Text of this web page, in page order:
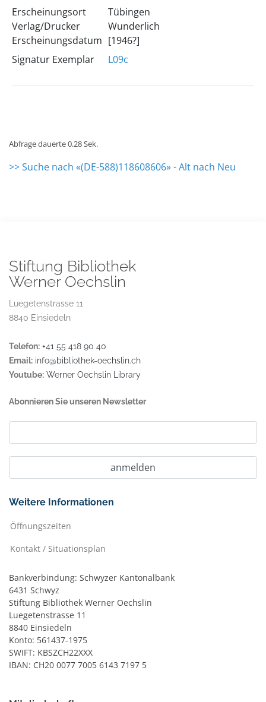
Erscheinungsort
Verlag/Drucker
Erscheinungsdatum
Tübingen
Wunderlich
[1946?]
Signatur Exemplar
L09c
Abfrage dauerte 0.28 Sek.
>> Suche nach «(DE-588)118608606» - Alt nach Neu
Stiftung Bibliothek
Werner Oechslin
Luegetenstrasse 11
8840 Einsiedeln
Telefon: +41 55 418 90 40
Email: info@bibliothek-oechslin.ch
Youtube: Werner Oechslin Library
Abonnieren Sie unseren Newsletter
Weitere Informationen
Öffnungszeiten
Kontakt / Situationsplan
Bankverbindung: Schwyzer Kantonalbank
6431 Schwyz
Stiftung Bibliothek Werner Oechslin
Luegetenstrasse 11
8840 Einsiedeln
Konto: 561437-1975
SWIFT: KBSZCH22XXX
IBAN: CH20 0077 7005 6143 7197 5